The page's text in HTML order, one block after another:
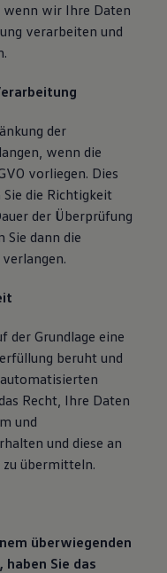
wenn wir Ihre Daten
verarbeiten und
der
wenn die
vorliegen. Dies
die Richtigkeit
der Überprüfung
Sie dann die
der Grundlage eine
beruht und
Recht, Ihre Daten
und
und diese an
übermitteln.
überwiegenden
Sie das